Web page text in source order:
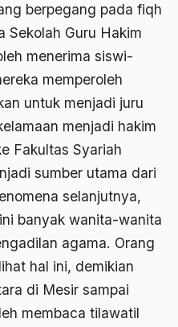
berpegang pada fiqh
Sekolah Guru Hakim
menerima siswi-
memperoleh
untuk menjadi juru
menjadi hakim
Fakultas Syariah
sumber utama dari
selanjutnya,
banyak wanita-wanita
agama. Orang
hal ini, demikian
di Mesir sampai
membaca tilawatil